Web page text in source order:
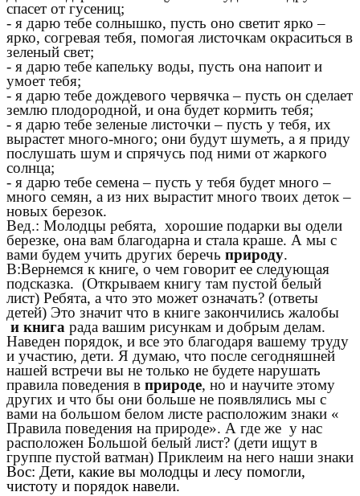
спасет от гусениц;
- я дарю тебе солнышко, пусть оно светит ярко –
ярко, согревая тебя, помогая листочкам окраситься в
зеленый свет;
- я дарю тебе капельку воды, пусть она напоит и
умоет тебя;
- я дарю тебе дождевого червячка – пусть он сделает
землю плодородной, и она будет кормить тебя;
- я дарю тебе зеленые листочки – пусть у тебя, их
вырастет много-много; они будут шуметь, а я приду
послушать шум и спрячусь под ними от жаркого
солнца;
- я дарю тебе семена – пусть у тебя будет много –
много семян, а из них вырастит много твоих деток –
новых березок.
Вед.: Молодцы ребята, хорошие подарки вы одели
березке, она вам благодарна и стала краше. А мы с
вами будем учить других беречь природу.
В:Вернемся к книге, о чем говорит ее следующая
подсказка. (Открываем книгу там пустой белый
лист) Ребята, а что это может означать? (ответы
детей) Это значит что в книге закончились жалобы
и книга рада вашим рисункам и добрым делам.
Наведен порядок, и все это благодаря вашему труду
и участию, дети. Я думаю, что после сегодняшней
нашей встречи вы не только не будете нарушать
правила поведения в природе, но и научите этому
других и что бы они больше не появлялись мы с
вами на большом белом листе расположим знаки «
Правила поведения на природе». А где же у нас
расположен Большой белый лист? (дети ищут в
группе пустой ватман) Приклеим на него наши знаки
Вос: Дети, какие вы молодцы и лесу помогли,
чистоту и порядок навели.